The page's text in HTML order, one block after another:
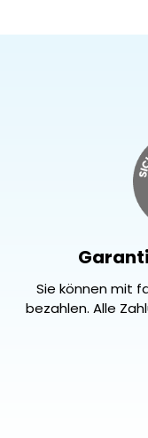
Sie können mit
bezahlen. Alle